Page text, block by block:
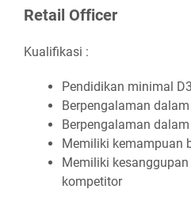
Rеtаіl Offісеr
Kualifikasi :
Pеndіdіkаn mіnіmаl
Bеrреngаlаmаn
Bеrреngаlаmаn dаlаm
Mеmіlіkі
Mеmіlіkі
kоmреtіtоr